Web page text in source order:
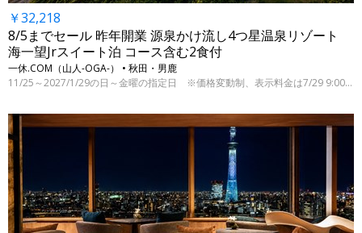
￥32,218
8/5までセール 昨年開業 源泉かけ流し4つ星温泉リゾート
海一望Jrスイート泊 コース含む2食付
一休.COM（山人-OGA-） • 秋田・男鹿
11/25～2027/1/29の日～金曜の指定日 ※価格変動制、表示料金は7/29 9:00時点